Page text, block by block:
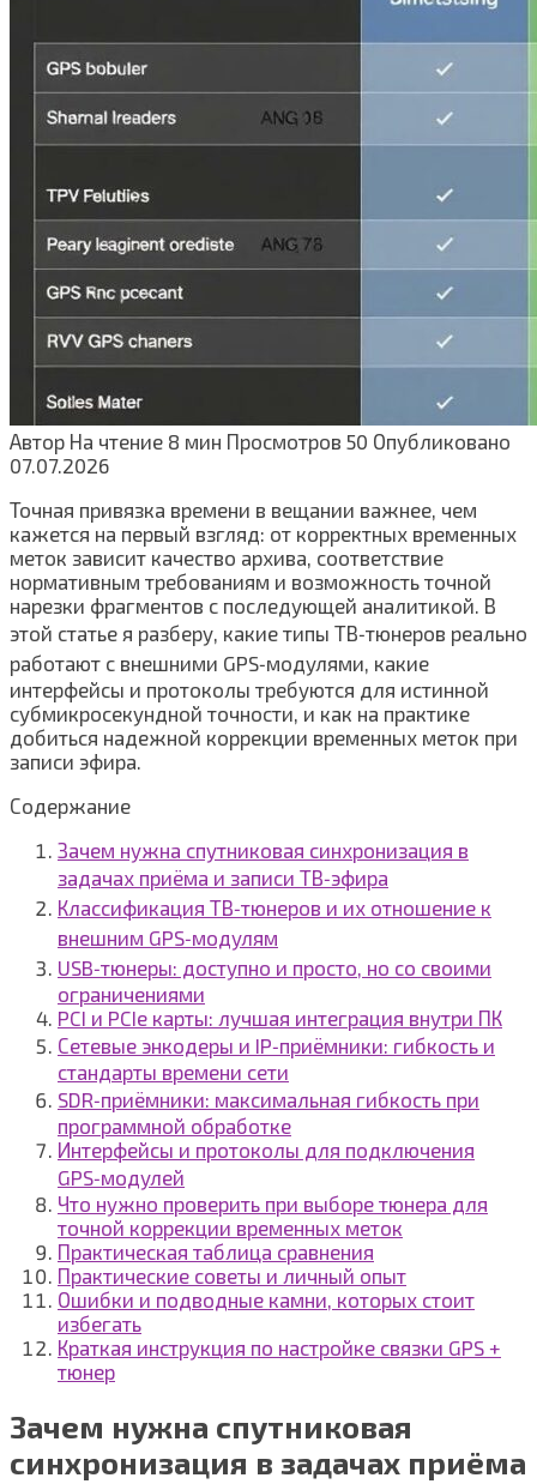
Автор На чтение 8 мин Просмотров 50 Опубликовано
07.07.2026
Точная привязка времени в вещании важнее, чем
кажется на первый взгляд: от корректных временных
меток зависит качество архива, соответствие
нормативным требованиям и возможность точной
нарезки фрагментов с последующей аналитикой. В
этой статье я разберу, какие типы ТВ‑тюнеров реально
работают с внешними GPS‑модулями, какие
интерфейсы и протоколы требуются для истинной
субмикросекундной точности, и как на практике
добиться надежной коррекции временных меток при
записи эфира.
Содержание
Зачем нужна спутниковая синхронизация в
задачах приёма и записи ТВ‑эфира
Классификация ТВ‑тюнеров и их отношение к
внешним GPS‑модулям
USB‑тюнеры: доступно и просто, но со своими
ограничениями
PCI и PCIe карты: лучшая интеграция внутри ПК
Сетевые энкодеры и IP‑приёмники: гибкость и
стандарты времени сети
SDR‑приёмники: максимальная гибкость при
программной обработке
Интерфейсы и протоколы для подключения
GPS‑модулей
Что нужно проверить при выборе тюнера для
точной коррекции временных меток
Практическая таблица сравнения
Практические советы и личный опыт
Ошибки и подводные камни, которых стоит
избегать
Краткая инструкция по настройке связки GPS +
тюнер
Зачем нужна спутниковая
синхронизация в задачах приёма